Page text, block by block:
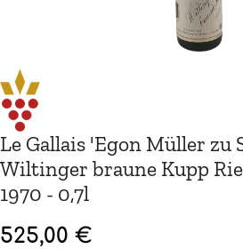
Le Gallais 'Egon Müller zu
Wiltinger braune Kupp
1970 - 0,7l
Regulärer Preis:
525,00 €